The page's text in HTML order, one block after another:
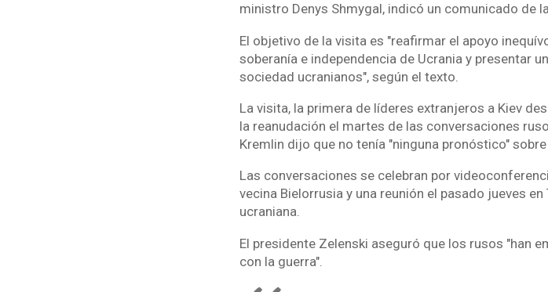
ministro Denys Shmygal, indicó un comunicado de
El objetivo de la visita es "reafirmar el apoyo
soberanía e independencia de Ucrania y presentar
sociedad ucranianos", según el texto.
La visita, la primera de líderes extranjeros a Kiev
la reanudación el martes de las conversaciones
Kremlin dijo que no tenía "ninguna pronóstico"
Las conversaciones se celebran por
vecina Bielorrusia y una reunión el pasado jueves
ucraniana.
El presidente Zelenski aseguró que los rusos "han
con la guerra".